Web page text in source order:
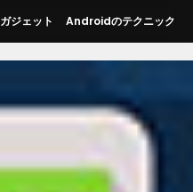
ガジェット Androidのテクニック